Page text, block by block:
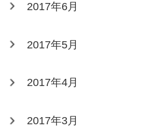
2017年6月
2017年5月
2017年4月
2017年3月